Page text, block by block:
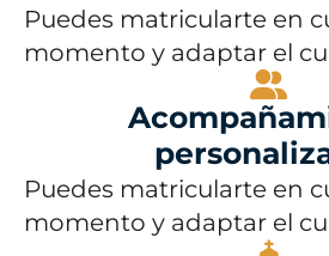
Puedes matricularte en
momento y adaptar el
Puedes matricularte en
momento y adaptar el